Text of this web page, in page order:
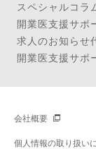
スペシャルコラ
開業医支援サポ
求人のお知らせ
開業医支援サポ
会社概要
個人情報の取り扱い